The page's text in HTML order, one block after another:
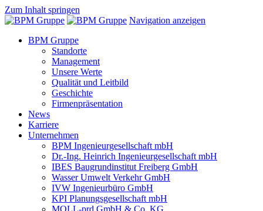
Zum Inhalt springen
Navigation anzeigen
BPM Gruppe
Standorte
Management
Unsere Werte
Qualität und Leitbild
Geschichte
Firmenpräsentation
News
Karriere
Unternehmen
BPM Ingenieurgesellschaft mbH
Dr.-Ing. Heinrich Ingenieurgesellschaft mbH
IBES Baugrundinstitut Freiberg GmbH
Wasser Umwelt Verkehr GmbH
IVW Ingenieurbüro GmbH
KPI Planungsgesellschaft mbH
MOLL-prd GmbH & Co. KG